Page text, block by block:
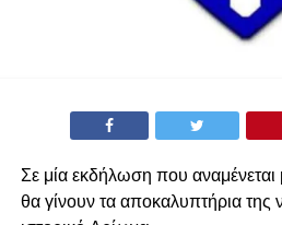
Σε μία εκδήλωση που αναμένεται
θα γίνουν τα αποκαλυπτήρια της